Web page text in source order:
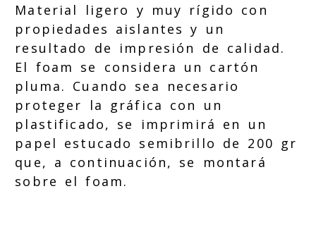
Material ligero y muy rígido con
propiedades aislantes y un
resultado de impresión de calidad.
El foam se considera un cartón
pluma. Cuando sea necesario
proteger la gráfica con un
plastificado, se imprimirá en un
papel estucado semibrillo de 200 gr
que, a continuación, se montará
sobre el foam.